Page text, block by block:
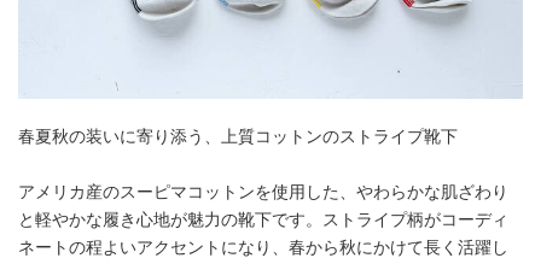
春夏秋の装いに寄り添う、上質コットンのストライプ靴下
アメリカ産のスーピマコットンを使用した、やわらかな肌ざわり
と軽やかな履き心地が魅力の靴下です。ストライプ柄がコーディ
ネートの程よいアクセントになり、春から秋にかけて長く活躍し